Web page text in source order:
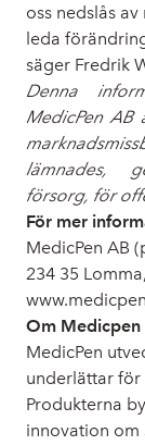
oss nedslås
leda
säger Fredrik
Denna
MedicPen
lämnades,
försorg, för
För mer
MedicPen AB
234 35
Om Medicpen
MedicPen
underlättar för
Produkterna
innovation om